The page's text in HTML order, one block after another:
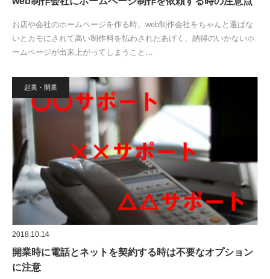
お店や会社のホームページを作る時、web制作会社をちゃんと選ばな
いとカモにされて高い制作料を払わされたあげく、納得のいかないホ
ームページが出来上がってしまうこと…
起業・開業
2018.10.14
開業時に電話とネットを契約する時は不要なオプション
に注意